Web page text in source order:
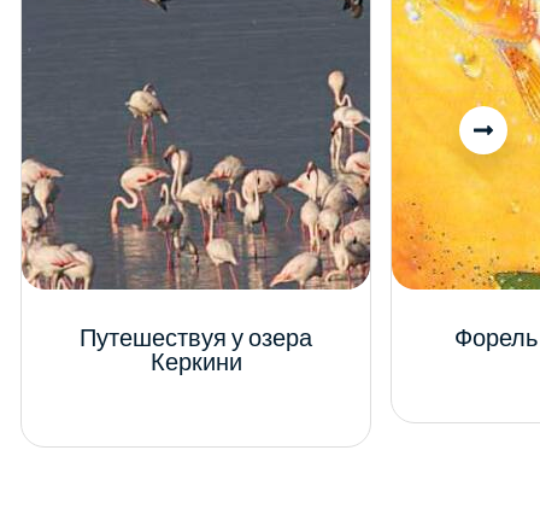
Путешествуя у озера
Керкини